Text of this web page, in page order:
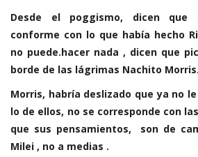
Desde el poggismo, dicen que
conforme con lo que había hecho
no puede.hacer nada , dicen que
borde de las lágrimas Nachito Morris.
Morris, habría deslizado que ya no
lo de ellos, no se corresponde con
que sus pensamientos, son de
Milei , no a medias .